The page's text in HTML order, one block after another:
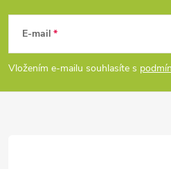
p
E-mail
Vložením e-mailu souhlasíte s